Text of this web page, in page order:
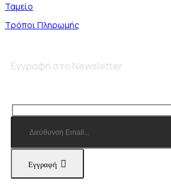
Ταμείο
Τρόποι Πληρωμής
Εγγραφή στο Newsletter
Εγγραφή